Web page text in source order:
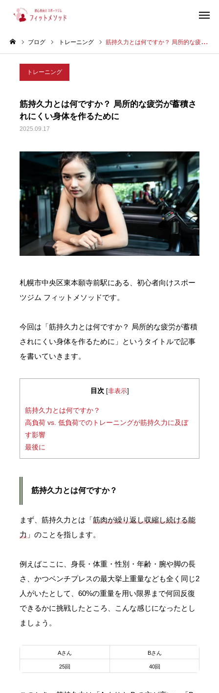
ブログ トレーニング 筋持久力とは何ですか？ 局所的な疲労が蓄積されにくい身体を作るために
トレーニング
筋持久力とは何ですか？ 局所的な疲労が蓄積さ
れにくい身体を作るために
2025.09.17
札幌市中央区東本願寺前駅にある、初心者向けスポー
ツジム フィットメソッドです。
今回は「筋持久力とは何ですか？ 局所的な疲労が蓄積
されにくい身体を作るために」というタイトルで記事
を書いていきます。
目次 [非表示]
筋持久力とは何ですか？
高負荷 vs. 低負荷でのトレーニングが筋持久力に及ぼ
す影響
最後に
筋持久力とは何ですか？
まず、筋持久力とは「筋肉が繰り返し収縮し続ける能
力 」のことを指します。
例えばここに、身長・体重・性別・年齢・腕や脚の長
さ、かつベンチプレスの最大挙上重量なども全く同じ2
人がいたとして、60%の重量を用い限界まで何回反復
できるかに挑戦したところ、こんな感じになったとし
ましょう。
Aさん Bさん
25回 40回
見学・体験はこちらから（WEB完結30秒）
プラン・料金
お客様の声
ブログ
店舗情報
お問い合わせ・ご予約
お知らせ